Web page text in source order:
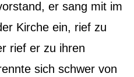
er sang mit im
Kirche ein, rief zu
rief er zu ihren
sich schwer von